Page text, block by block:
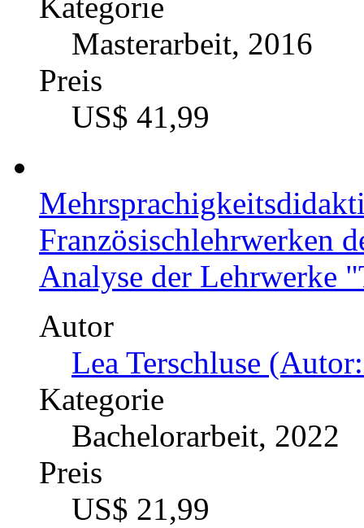
Kategorie
Masterarbeit, 2016
Preis
US$ 41,99
Französischlehrwerken
Analyse der Lehrwerke
Autor
Lea Terschluse
Kategorie
Bachelorarbeit, 2022
Preis
US$ 21,99